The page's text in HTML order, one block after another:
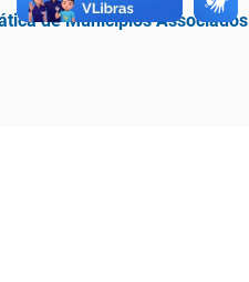
de Municípios Associados